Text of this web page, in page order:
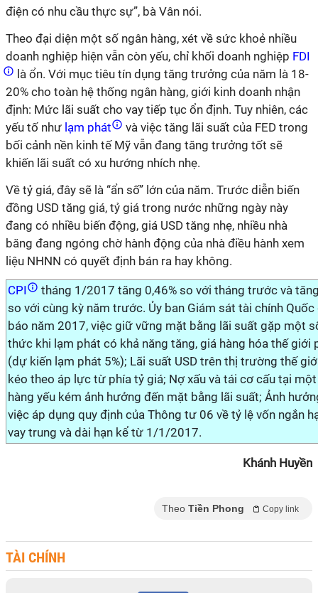
điện có nhu cầu thực sự”, bà Vân nói.
Theo đại diện một số ngân hàng, xét về sức khoẻ nhiều
doanh nghiệp hiện vẫn còn yếu, chỉ khối doanh nghiệp FDI
là ổn. Với mục tiêu tín dụng tăng trưởng của năm là 18-
20% cho toàn hệ thống ngân hàng, giới kinh doanh nhận
định: Mức lãi suất cho vay tiếp tục ổn định. Tuy nhiên, các
yếu tố như lạm phát
và việc tăng lãi suất của FED trong
bối cảnh nền kinh tế Mỹ vẫn đang tăng trưởng tốt sẽ
khiến lãi suất có xu hướng nhích nhẹ.
Về tỷ giá, đây sẽ là “ẩn số” lớn của năm. Trước diễn biến
đồng USD tăng giá, tỷ giá trong nước những ngày này
đang có nhiều biến động, giá USD tăng nhẹ, nhiều nhà
băng đang ngóng chờ hành động của nhà điều hành xem
liệu NHNN có quyết định bán ra hay không.
CPI
tháng 1/2017 tăng 0,46% so với tháng trước và
so với cùng kỳ năm trước. Ủy ban Giám sát tài chính
báo năm 2017, việc giữ vững mặt bằng lãi suất gặp một
thức khi lạm phát có khả năng tăng, giá hàng hóa thế giới
(dự kiến lạm phát 5%); Lãi suất USD trên thị trường thế
kéo theo áp lực từ phía tỷ giá; Nợ xấu và tái cơ cấu tại
hàng yếu kém ảnh hưởng đến mặt bằng lãi suất; Ảnh
việc áp dụng quy định của Thông tư 06 về tỷ lệ vốn ngắn
vay trung và dài hạn kể từ 1/1/2017.
Khánh Huyền
Theo Tiền Phong Copy link
TÀI CHÍNH